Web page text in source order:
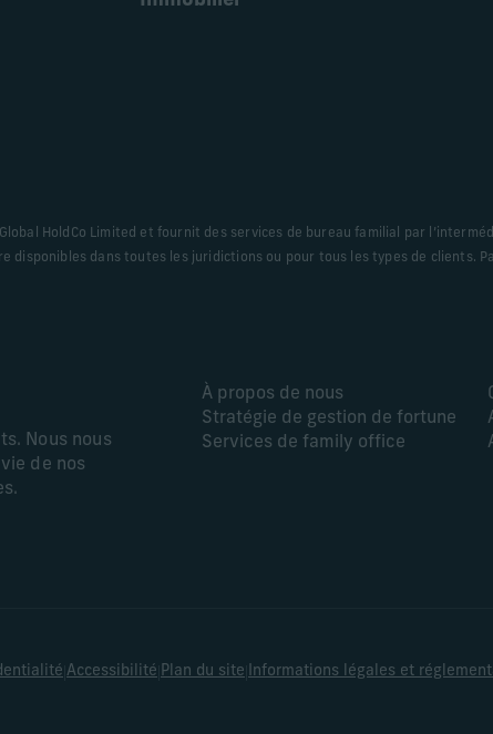
HoldCo Limited et fournit des services de bureau familial par
disponibles dans toutes les juridictions ou pour tous les types de clients.
Nous nous
de nos
À propos de nous
Stratégie de gestion de fortune
Services de family office
Accessibilité Plan du site Informations légales et